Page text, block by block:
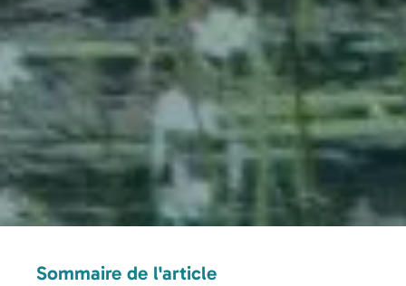
Sommaire de l'article